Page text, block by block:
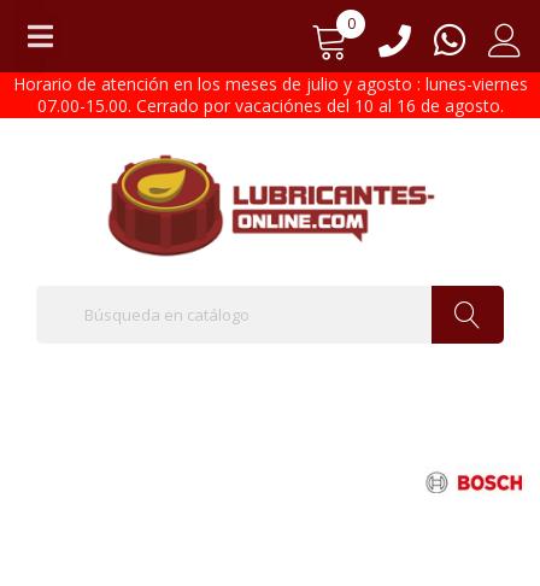
0
Horario de atención en los meses de julio y agosto : lunes-viernes
07.00-15.00. Cerrado por vacaciónes del 10 al 16 de agosto.